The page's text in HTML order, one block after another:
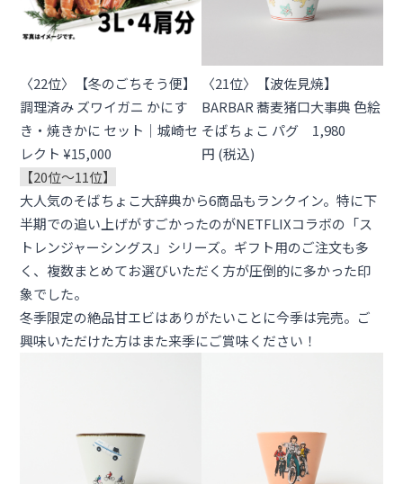
〈22位〉【冬のごちそう便】
調理済み ズワイガニ かにす
き・焼きかに セット｜城崎セ
レクト ¥15,000
〈21位〉【波佐見焼】
BARBAR 蕎麦猪口大事典 色絵
そばちょこ パグ 1,980
円 (税込)
【20位〜11位】
大人気のそばちょこ大辞典から6商品もランクイン。特に下
半期での追い上げがすごかったのがNETFLIXコラボの「ス
トレンジャーシングス」シリーズ。ギフト用のご注文も多
く、複数まとめてお選びいただく方が圧倒的に多かった印
象でした。
冬季限定の絶品甘エビはありがたいことに今季は完売。ご
興味いただけた方はまた来季にご賞味ください！